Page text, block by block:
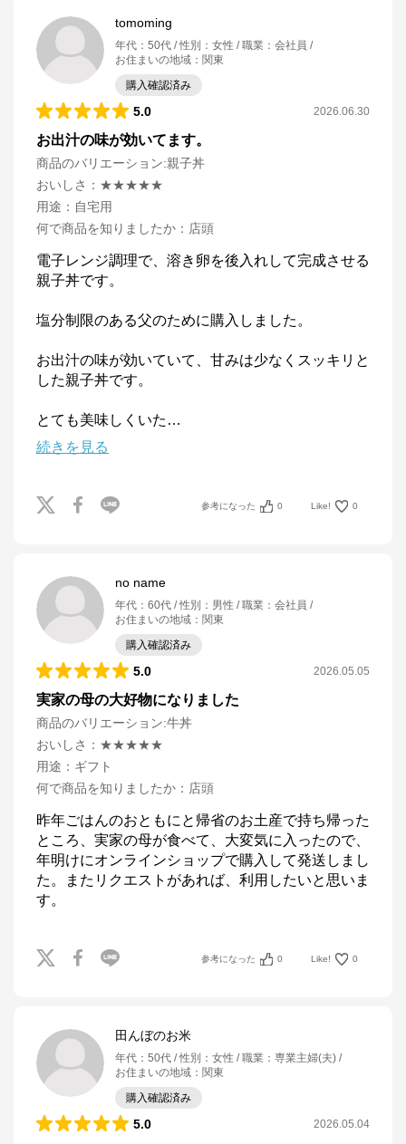
tomoming
年代 ： 50代 性別 ： 女性 職業 ： 会社員
お住まいの地域 ： 関東
購入確認済み
5.0 2026.06.30
お出汁の味が効いてます。
商品のバリエーション:親子丼
おいしさ ： ★★★★★
用途 ： 自宅用
何で商品を知りましたか ： 店頭
電子レンジ調理で、溶き卵を後入れして完成させる
親子丼です。
塩分制限のある父のために購入しました。
お出汁の味が効いていて、甘みは少なくスッキリと
した親子丼です。
とても美味しくいた …
続きを見る
参考になった 0 Like! 0
no name
年代 ： 60代 性別 ： 男性 職業 ： 会社員
お住まいの地域 ： 関東
購入確認済み
5.0 2026.05.05
実家の母の大好物になりました
商品のバリエーション:牛丼
おいしさ ： ★★★★★
用途 ： ギフト
何で商品を知りましたか ： 店頭
昨年ごはんのおともにと帰省のお土産で持ち帰った
ところ、実家の母が食べて、大変気に入ったので、
年明けにオンラインショップで購入して発送しまし
た。またリクエストがあれば、利用したいと思いま
す。
参考になった 0 Like! 0
田んぼのお米
年代 ： 50代 性別 ： 女性 職業 ： 専業主婦(夫)
お住まいの地域 ： 関東
購入確認済み
5.0 2026.05.04